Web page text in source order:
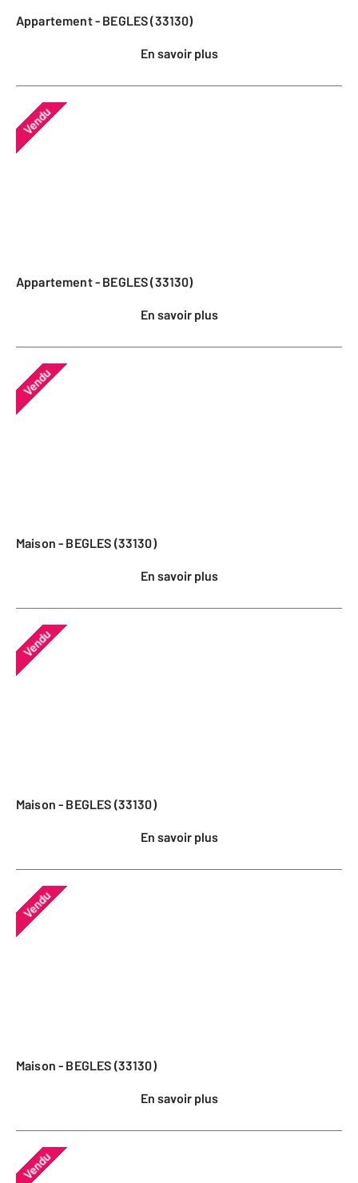
Appartement - BEGLES (33130)
En savoir plus
Vendu
Appartement - BEGLES (33130)
En savoir plus
Vendu
Maison - BEGLES (33130)
En savoir plus
Vendu
Maison - BEGLES (33130)
En savoir plus
Vendu
Maison - BEGLES (33130)
En savoir plus
Vendu